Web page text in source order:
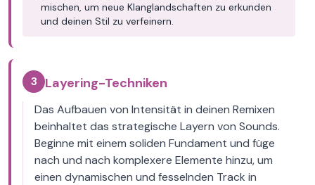
mischen, um neue Klanglandschaften zu erkunden
und deinen Stil zu verfeinern.
3 Layering-Techniken
Das Aufbauen von Intensität in deinen Remixen
beinhaltet das strategische Layern von Sounds.
Beginne mit einem soliden Fundament und füge
nach und nach komplexere Elemente hinzu, um
einen dynamischen und fesselnden Track in